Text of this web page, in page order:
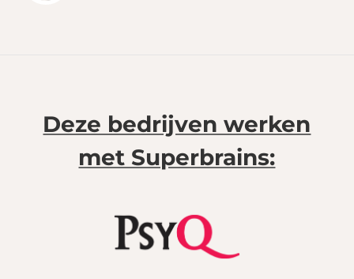
Deze bedrijven werken
met Superbrains: